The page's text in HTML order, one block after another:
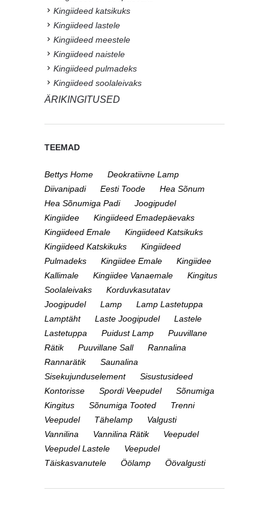
Kingiideed katsikuks
Kingiideed lastele
Kingiideed meestele
Kingiideed naistele
Kingiideed pulmadeks
Kingiideed soolaleivaks
ÄRIKINGITUSED
TEEMAD
Bettys Home
Deokratiivne Lamp
Diivanipadi
Eesti Toode
Hea Sõnum
Hea Sõnumiga Padi
Joogipudel
Kingiidee
Kingiideed Emadepäevaks
Kingiideed Emale
Kingiideed Katsikuks
Kingiideed Katskikuks
Kingiideed
Pulmadeks
Kingiidee Emale
Kingiidee
Kallimale
Kingiidee Vanaemale
Kingitus
Soolaleivaks
Korduvkasutatav
Joogipudel
Lamp
Lamp Lastetuppa
Lamptäht
Laste Joogipudel
Lastele
Lastetuppa
Puidust Lamp
Puuvillane
Rätik
Puuvillane Sall
Rannalina
Rannarätik
Saunalina
Sisekujunduselement
Sisustusideed
Kontorisse
Spordi Veepudel
Sõnumiga
Kingitus
Sõnumiga Tooted
Trenni
Veepudel
Tähelamp
Valgusti
Vannilina
Vannilina Rätik
Veepudel
Veepudel Lastele
Veepudel
Täiskasvanutele
Öölamp Öövalgusti